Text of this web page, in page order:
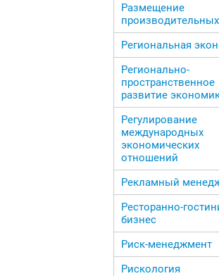
Размещение
Региональная
Регионально-
пространственное
развитие
Регулирование
международных
экономических
отношений
Рекламный
Ресторанно-
бизнес
Риск-менеджмент
Рискология